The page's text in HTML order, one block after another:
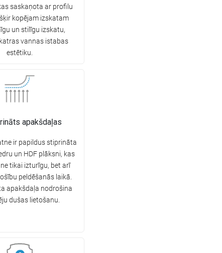
saskaņota ar profilu
kopējam izskatam
un stilīgu izskatu,
vannas istabas
estētiku.
apakšdaļas
ir papildus stiprināta
un HDF plāksni, kas
tikai izturīgu, bet arī
peldēšanās laikā.
apakšdaļa nodrošina
dušas lietošanu.